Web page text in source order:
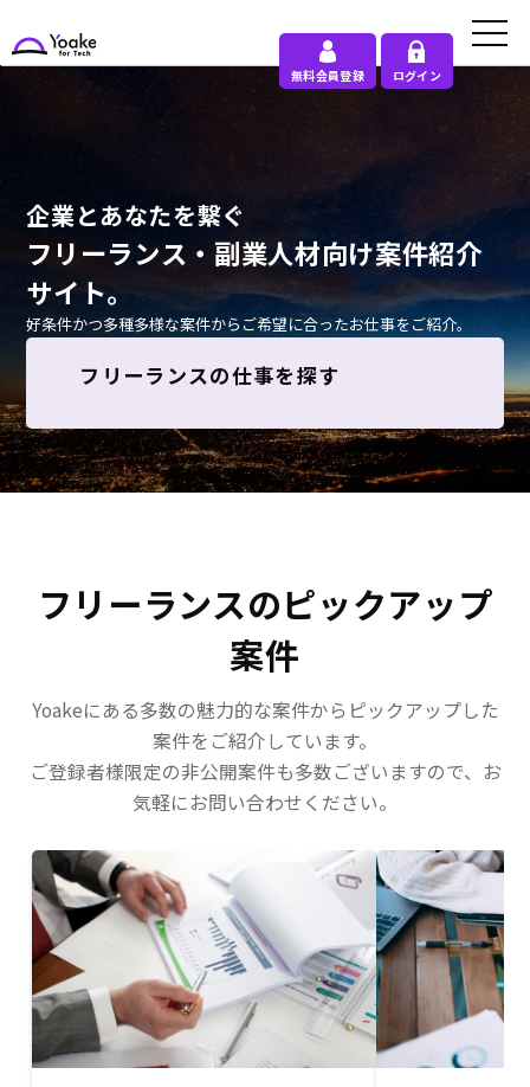
無料会員登録 ログイン
企業とあなたを繋ぐ
フリーランス・副業人材向け案件紹介
サイト。
好条件かつ多種多様な案件からご希望に合ったお仕事をご紹介。
フリーランスの仕事を探す
フリーランスのピックアップ
案件
Yoakeにある多数の魅力的な案件からピックアップした
案件をご紹介しています。
ご登録者様限定の非公開案件も多数ございますので、お
気軽にお問い合わせください。